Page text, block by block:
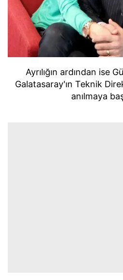
Ayrılığın ardından ise
Galatasaray'ın Teknik
anılmaya